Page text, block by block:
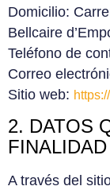
Domicilio:
Bellcaire
Teléfono de
Correo
Sitio web:
2. DATOS
FINALIDAD
A través del